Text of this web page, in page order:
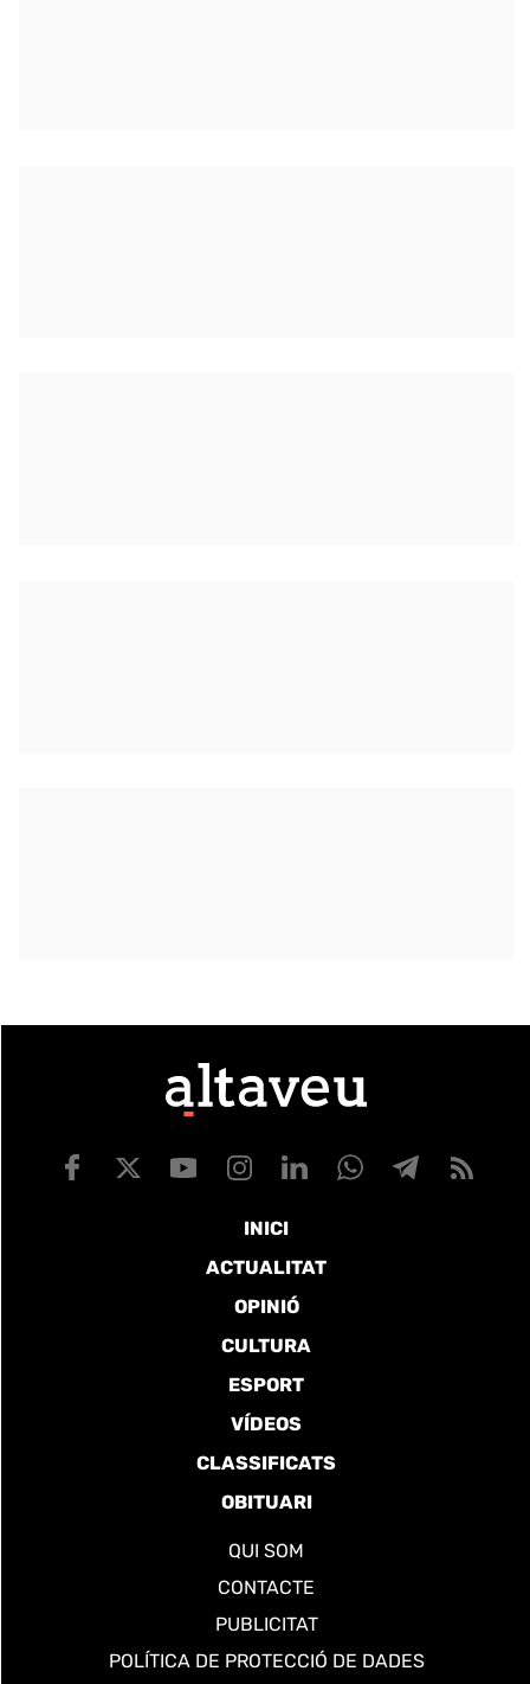
INICI
ACTUALITAT
OPINIÓ
CULTURA
ESPORT
VÍDEOS
CLASSIFICATS
OBITUARI
QUI SOM
CONTACTE
PUBLICITAT
POLÍTICA DE PROTECCIÓ DE DADES